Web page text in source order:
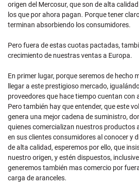
origen del Mercosur, que son de alta
los que por ahora pagan. Porque tener
terminan absorbiendo los consumidores.
Pero fuera de estas cuotas pactadas,
crecimiento de nuestras ventas a Europa.
En primer lugar, porque seremos de hecho
llegar a este prestigioso mercado,
proveedores que hace tiempo cuentan con
Pero también hay que entender, que este
genera una mejor cadena de suministro,
quienes comercializan nuestros productos
en sus clientes consumidores al conocer y
de alta calidad, esperemos por ello, que
nuestro origen, y estén dispuestos,
generemos también mas comercio por
carga de aranceles.